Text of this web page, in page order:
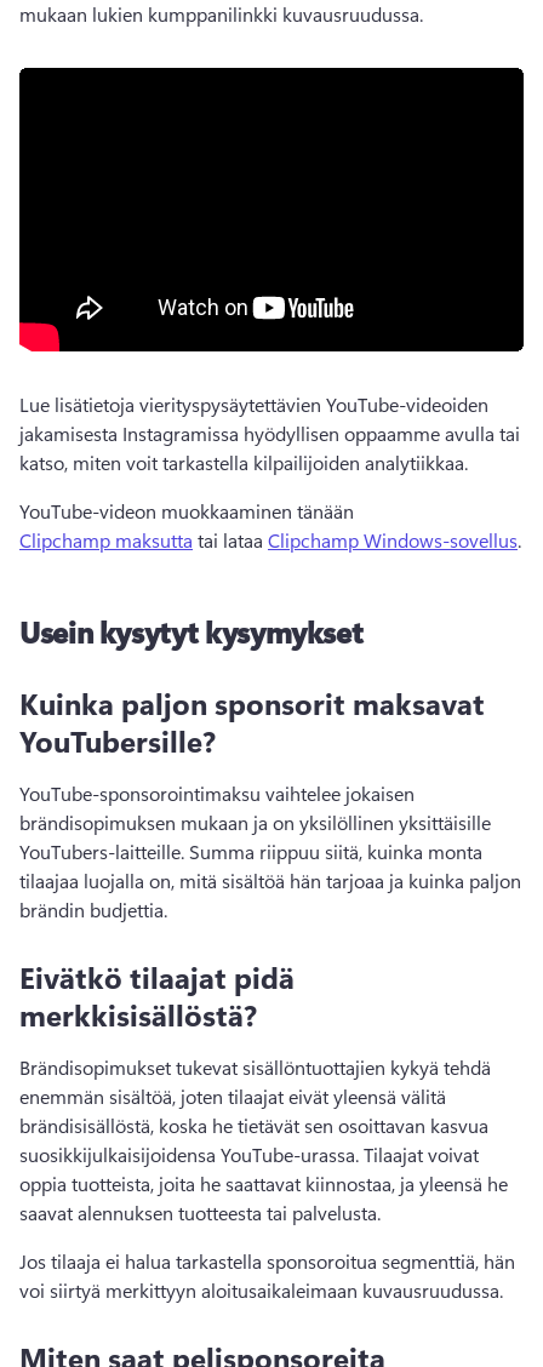
mukaan lukien kumppanilinkki kuvausruudussa.
Lue lisätietoja vierityspysäytettävien YouTube-videoiden
jakamisesta Instagramissa hyödyllisen oppaamme avulla tai
katso, miten voit tarkastella kilpailijoiden analytiikkaa.
YouTube-videon muokkaaminen tänään
Clipchamp maksutta tai lataa Clipchamp Windows-sovellus
Usein kysytyt kysymykset
Kuinka paljon sponsorit maksavat
YouTubersille?
YouTube-sponsorointimaksu vaihtelee jokaisen
brändisopimuksen mukaan ja on yksilöllinen yksittäisille
YouTubers-laitteille. Summa riippuu siitä, kuinka monta
tilaajaa luojalla on, mitä sisältöä hän tarjoaa ja kuinka paljon
brändin budjettia.
Eivätkö tilaajat pidä
merkkisisällöstä?
Brändisopimukset tukevat sisällöntuottajien kykyä tehdä
enemmän sisältöä, joten tilaajat eivät yleensä välitä
brändisisällöstä, koska he tietävät sen osoittavan kasvua
suosikkijulkaisijoidensa YouTube-urassa. Tilaajat voivat
oppia tuotteista, joita he saattavat kiinnostaa, ja yleensä he
saavat alennuksen tuotteesta tai palvelusta.
Jos tilaaja ei halua tarkastella sponsoroitua segmenttiä, hän
voi siirtyä merkittyyn aloitusaikaleimaan kuvausruudussa.
Miten saat pelisponsoreita